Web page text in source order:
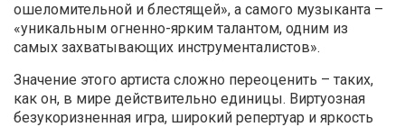
ошеломительной и блестящей», а самого музыканта –
«уникальным огненно-ярким талантом, одним из
самых захватывающих инструменталистов».
Значение этого артиста сложно переоценить – таких,
как он, в мире действительно единицы. Виртуозная
безукоризненная игра, широкий репертуар и яркость